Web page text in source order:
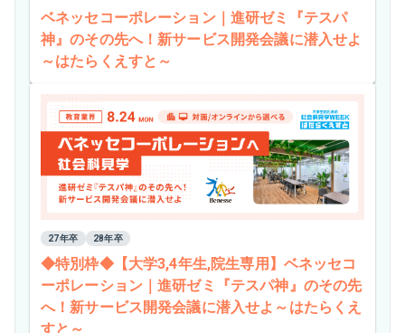
ベネッセコーポレーション｜進研ゼミ『テスパ
神』のその先へ！新サービス開発会議に潜入せよ
～はたらくえすと～
27年卒 28年卒
◆特別枠◆【大学3,4年生,院生専用】ベネッセコ
ーポレーション｜進研ゼミ『テスパ神』のその先
へ！新サービス開発会議に潜入せよ～はたらくえ
すと～